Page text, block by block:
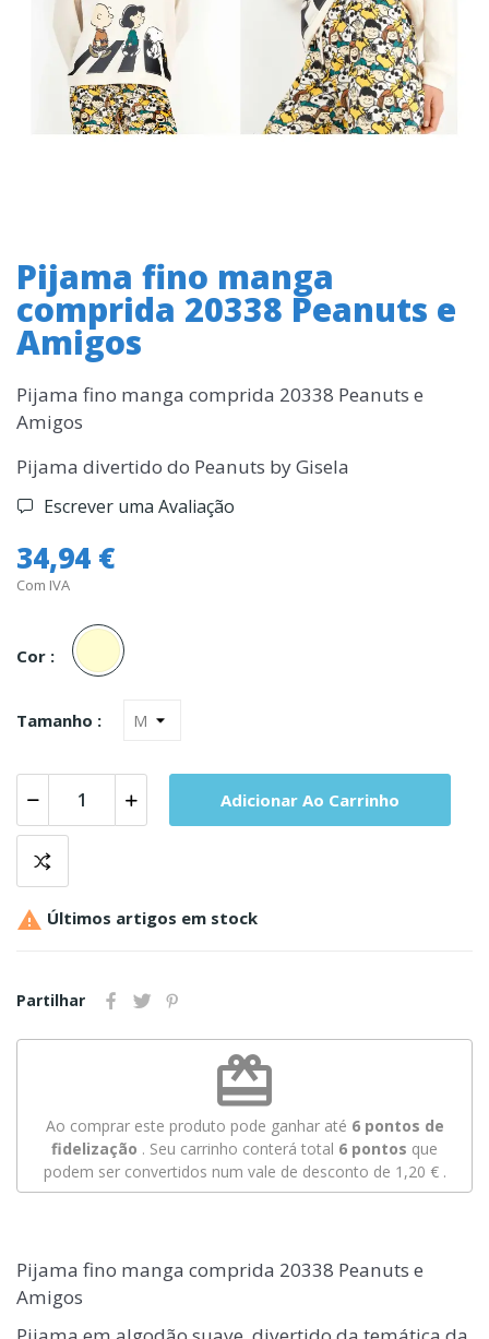
Pijama fino manga
comprida 20338 Peanuts e
Amigos
Pijama fino manga comprida 20338 Peanuts e
Amigos
Pijama divertido do Peanuts by Gisela
Escrever uma Avaliação
34,94 €
Com IVA
Cor :
Cru
Tamanho :
Adicionar Ao Carrinho
 Últimos artigos em stock
Partilhar
redeem
Ao comprar este produto pode ganhar até 6pontos de
fidelização . Seu carrinho conterá total 6 pontos que
podem ser convertidos num vale de desconto de 1,20 €.
Pijama fino manga comprida 20338 Peanuts e
Amigos